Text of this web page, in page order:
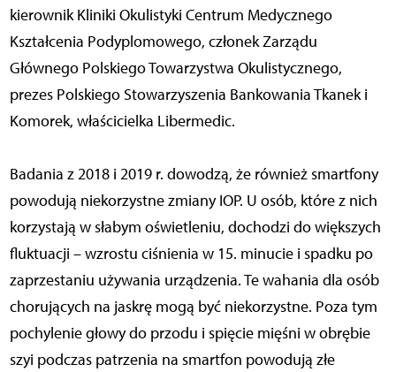
kierownik Kliniki Okulistyki Centrum Medycznego
Kształcenia Podyplomowego, członek Zarządu
Głównego Polskiego Towarzystwa Okulistycznego,
prezes Polskiego Stowarzyszenia Bankowania Tkanek i
Komorek, właścicielka Libermedic.
Badania z 2018 i 2019 r. dowodzą, że również smartfony
powodują niekorzystne zmiany IOP. U osób, które z nich
korzystają w słabym oświetleniu, dochodzi do większych
fluktuacji – wzrostu ciśnienia w 15. minucie i spadku po
zaprzestaniu używania urządzenia. Te wahania dla osób
chorujących na jaskrę mogą być niekorzystne. Poza tym
pochylenie głowy do przodu i spięcie mięśni w obrębie
szyi podczas patrzenia na smartfon powodują złe